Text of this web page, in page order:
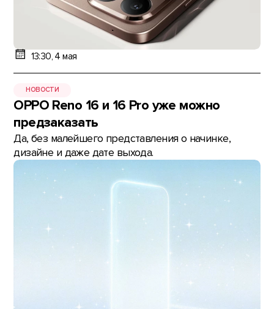
13:30, 4 мая
НОВОСТИ
OPPO Reno 16 и 16 Pro уже можно
предзаказать
Да, без малейшего представления о начинке,
дизайне и даже дате выхода.